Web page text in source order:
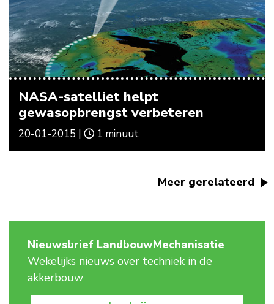
NASA-satelliet helpt
gewasopbrengst verbeteren
20-01-2015 | 1 minuut
Meer gerelateerd
Nieuwsbrief LandbouwMechanisatie
Wekelijks nieuws over techniek in de
akkerbouw